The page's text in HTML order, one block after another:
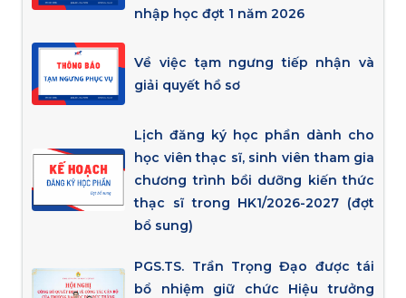
nhập học đợt 1 năm 2026
Về việc tạm ngưng tiếp nhận và
giải quyết hồ sơ
Lịch đăng ký học phần dành cho
học viên thạc sĩ, sinh viên tham gia
chương trình bồi dưỡng kiến thức
thạc sĩ trong HK1/2026-2027 (đợt
bổ sung)
PGS.TS. Trần Trọng Đạo được tái
bổ nhiệm giữ chức Hiệu trưởng